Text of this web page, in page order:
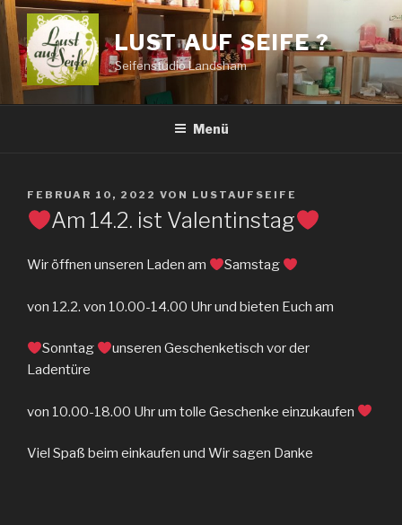
Zum
Inhalt
springen
LUST AUF SEIFE ?
Seifenstudio Landsham
Menü
VERÖFFENTLICHT
AM
FEBRUAR 10, 2022 VON LUSTAUFSEIFE
Am 14.2. ist Valentinstag
Wir öffnen unseren Laden am Samstag
von 12.2. von 10.00-14.00 Uhr und bieten Euch am
Sonntag
unseren Geschenketisch vor der
Ladentüre
von 10.00-18.00 Uhr um tolle Geschenke einzukaufen
Viel Spaß beim einkaufen und Wir sagen Danke